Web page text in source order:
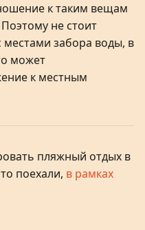
к таким вещам
не стоит
местами забора воды, в
может
к местным
пляжный отдых в
поехали, в рамках